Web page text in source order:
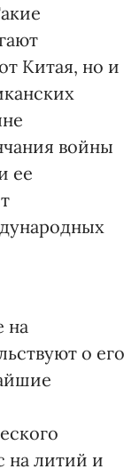
Китая, но и
войны
ее
на
о его
на литий и